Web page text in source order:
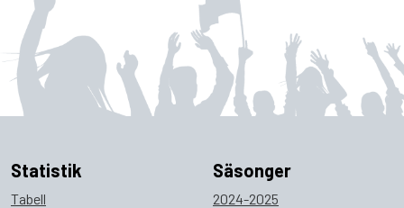
Statistik
Tabell
Säsonger
2024-2025